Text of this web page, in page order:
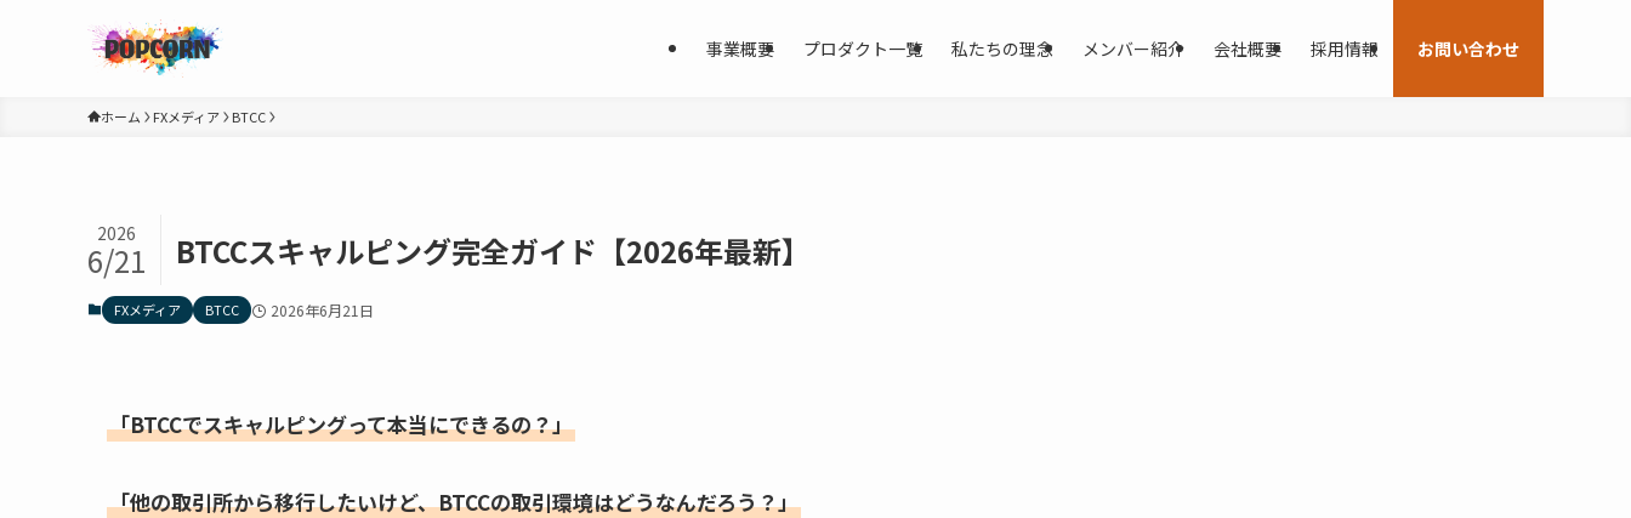
事業概要 プロダクト一覧 私たちの理念 メンバー紹介 会社概要 採用情報 お問い合わせ
ホーム FXメディア BTCC
BTCCスキャルピング完全ガイド【2026年最新】
2026
6/21
FXメディア BTCC 2026年6月21日
「BTCCでスキャルピングって本当にできるの？」
「他の取引所から移行したいけど、BTCCの取引環境はどうなんだろう？」